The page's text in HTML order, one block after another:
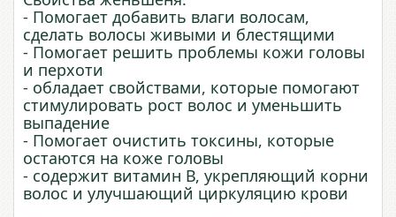
- Помогает добавить влаги волосам,
сделать волосы живыми и блестящими
- Помогает решить проблемы кожи головы
и перхоти
- обладает свойствами, которые помогают
стимулировать рост волос и уменьшить
выпадение
- Помогает очистить токсины, которые
остаются на коже головы
- содержит витамин В, укрепляющий корни
волос и улучшающий циркуляцию крови